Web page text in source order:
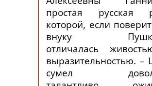
простая русская
которой, если
внуку
отличалась
выразительностью. –
сумел